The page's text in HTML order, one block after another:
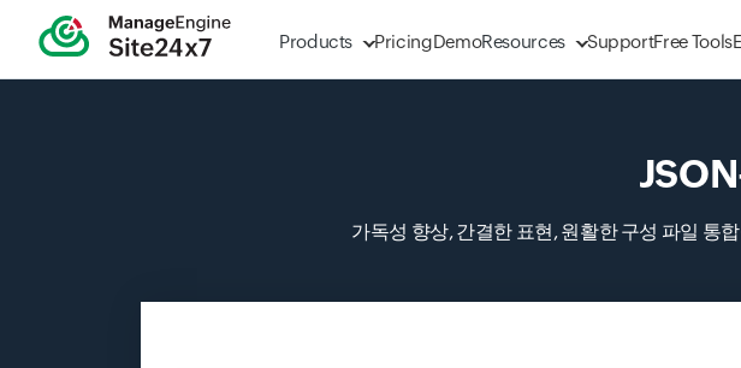
Products PricingDemoResources SupportFree Tools
가독성 향상, 간결한 표현, 원활한 구성 파일 통